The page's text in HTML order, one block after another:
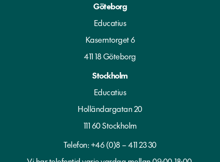
Göteborg
Educatius
Kaserntorget 6
411 18 Göteborg
Stockholm
Educatius
Holländargatan 20
111 60 Stockholm
Telefon:+46 (0)8 – 411 23 30